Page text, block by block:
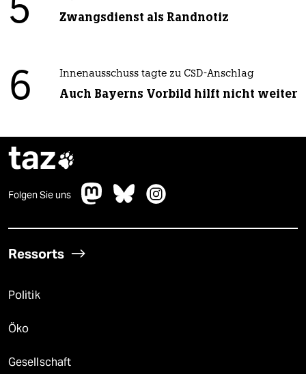
5 Zwangsdienst als Randnotiz
6 Innenausschuss tagte zu CSD-Anschlag
Auch Bayerns Vorbild hilft nicht weiter
taz
Folgen Sie uns
Ressorts
Politik
Öko
Gesellschaft